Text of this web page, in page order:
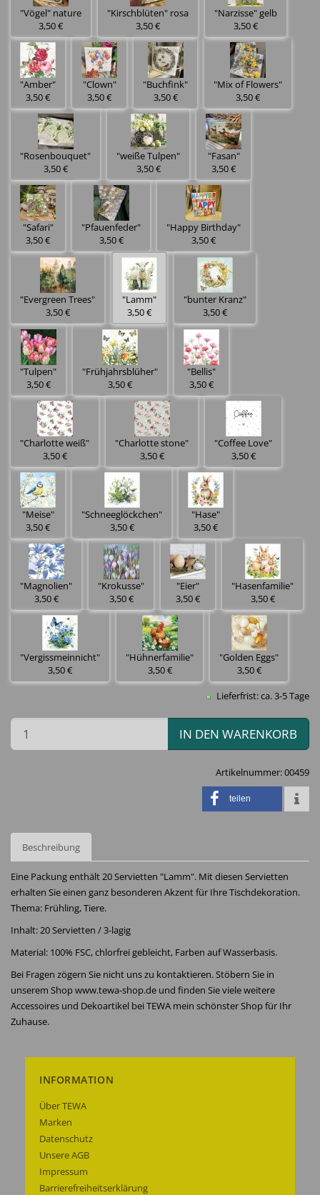
"Vögel" nature
3,50 €
"Kirschblüten" rosa
3,50 €
"Narzisse" gelb
3,50 €
"Amber"
3,50 €
"Clown"
3,50 €
"Buchfink"
3,50 €
"Mix of Flowers"
3,50 €
"Rosenbouquet"
3,50 €
"weiße Tulpen"
3,50 €
"Fasan"
3,50 €
"Safari"
3,50 €
"Pfauenfeder"
3,50 €
"Happy Birthday"
3,50 €
"Evergreen Trees"
3,50 €
"Lamm"
3,50 €
"bunter Kranz"
3,50 €
"Tulpen"
3,50 €
"Frühjahrsblüher"
3,50 €
"Bellis"
3,50 €
"Charlotte weiß"
3,50 €
"Charlotte stone"
3,50 €
"Coffee Love"
3,50 €
"Meise"
3,50 €
"Schneeglöckchen"
3,50 €
"Hase"
3,50 €
"Magnolien"
3,50 €
"Krokusse"
3,50 €
"Eier"
3,50 €
"Hasenfamilie"
3,50 €
"Vergissmeinnicht"
3,50 €
"Hühnerfamilie"
3,50 €
"Golden Eggs"
3,50 €
Lieferfrist: ca. 3-5 Tage
IN DEN WARENKORB
Artikelnummer:00459
teilen
Beschreibung
Eine Packung enthält 20 Servietten "Lamm". Mit diesen Servietten
erhalten Sie einen ganz besonderen Akzent für Ihre Tischdekoration.
Thema: Frühling, Tiere.
Inhalt: 20 Servietten / 3-lagig
Material: 100% FSC, chlorfrei gebleicht, Farben auf Wasserbasis.
Bei Fragen zögern Sie nicht uns zu kontaktieren. Stöbern Sie in
unserem Shop www.tewa-shop.de und finden Sie viele weitere
Accessoires und Dekoartikel bei TEWA mein schönster Shop für Ihr
Zuhause.
INFORMATION
Über TEWA
Marken
Datenschutz
Unsere AGB
Impressum
Barrierefreiheitserklärung